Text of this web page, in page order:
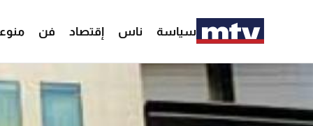
سياسة ناس إقتصاد فن